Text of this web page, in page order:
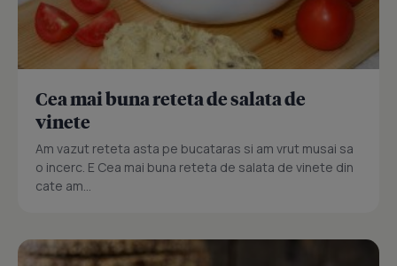
Cea mai buna reteta de salata de
vinete
Am vazut reteta asta pe bucataras si am vrut musai sa
o incerc. E Cea mai buna reteta de salata de vinete din
cate am...